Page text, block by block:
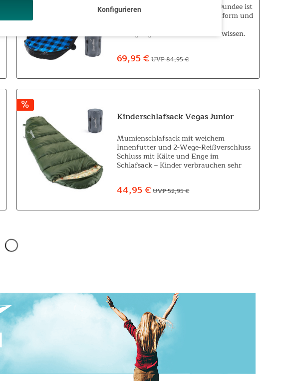
Deckenschlafsack Dundee Der Dundee ist
unser Top-Schlafsack in Deckenform und
Bewegungsfreiheit zu schätzen wissen.
69,95 € UVP 84,95 €
Kinderschlafsack Vegas Junior
Mumienschlafsack mit weichem
Innenfutter und 2-Wege-Reißverschluss
Schluss mit Kälte und Enge im
Schlafsack – Kinder verbrauchen sehr
Skandika Schlafsack Vegas...
44,95 € UVP 52,95 €
Konfigurieren